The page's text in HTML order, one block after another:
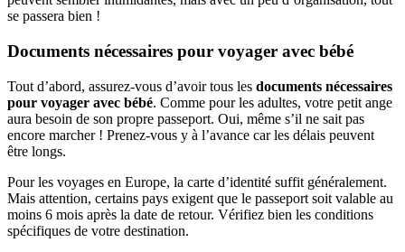
se passera bien !
Documents nécessaires pour voyager avec bébé
Tout d’abord, assurez-vous d’avoir tous les documents nécessaires
pour voyager avec bébé. Comme pour les adultes, votre petit ange
aura besoin de son propre passeport. Oui, même s’il ne sait pas
encore marcher ! Prenez-vous y à l’avance car les délais peuvent
être longs.
Pour les voyages en Europe, la carte d’identité suffit généralement.
Mais attention, certains pays exigent que le passeport soit valable au
moins 6 mois après la date de retour. Vérifiez bien les conditions
spécifiques de votre destination.